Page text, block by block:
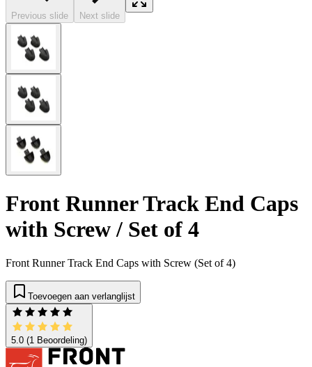
Previous slide Next slide
Front Runner Track End Caps
with Screw / Set of 4
Front Runner Track End Caps with Screw (Set of 4)
Toevoegen aan verlanglijst
5.0 (1 Beoordeling)